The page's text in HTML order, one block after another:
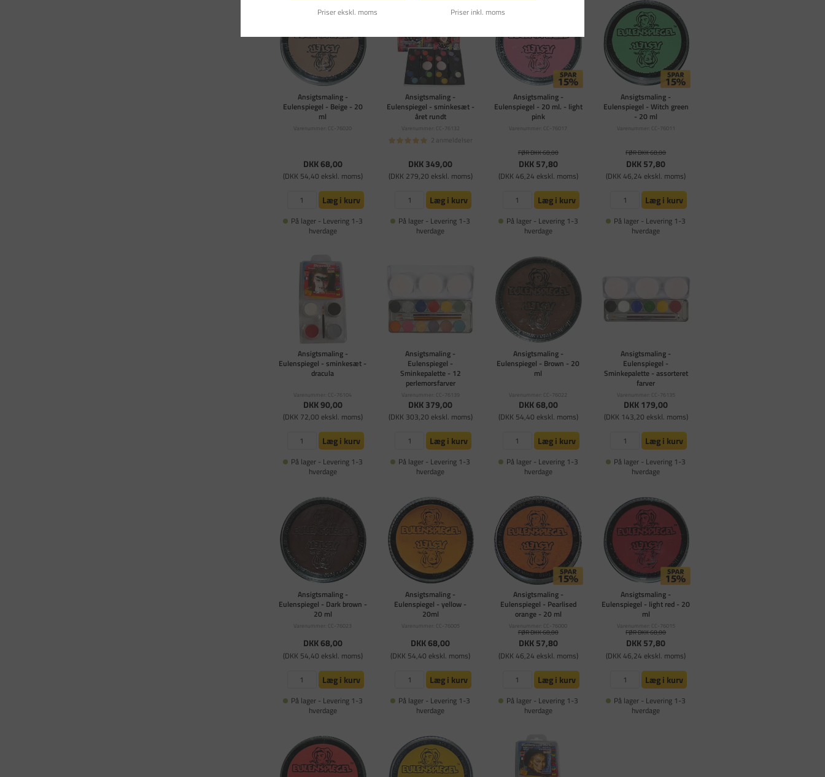
Ansigtsmaling -
Eulenspiegel - Beige - 20
ml
Varenummer: CC-76020
DKK 68,00
(DKK 54,40 ekskl. moms)
Læg i kurv
På lager - Levering 1-3
hverdage
Ansigtsmaling -
Eulenspiegel - sminkesæt -
året rundt
Varenummer: CC-76132
2 anmeldelser
DKK 349,00
(DKK 279,20 ekskl. moms)
Læg i kurv
På lager - Levering 1-3
hverdage
Ansigtsmaling -
Eulenspiegel - 20 ml. - light
pink
Varenummer: CC-76017
FØR DKK 68,00
DKK 57,80
(DKK 46,24 ekskl. moms)
Læg i kurv
På lager - Levering 1-3
hverdage
Ansigtsmaling -
Eulenspiegel - Witch green
- 20 ml
Varenummer: CC-76011
FØR DKK 68,00
DKK 57,80
(DKK 46,24 ekskl. moms)
Læg i kurv
På lager - Levering 1-3
hverdage
Ansigtsmaling -
Eulenspiegel - sminkesæt -
dracula
Varenummer: CC-76104
DKK 90,00
(DKK 72,00 ekskl. moms)
Læg i kurv
På lager - Levering 1-3
hverdage
Ansigtsmaling -
Eulenspiegel -
Sminkepalette - 12
perlemorsfarver
Varenummer: CC-76139
DKK 379,00
(DKK 303,20 ekskl. moms)
Læg i kurv
På lager - Levering 1-3
hverdage
Ansigtsmaling -
Eulenspiegel - Brown - 20
ml
Varenummer: CC-76022
DKK 68,00
(DKK 54,40 ekskl. moms)
Læg i kurv
På lager - Levering 1-3
hverdage
Ansigtsmaling -
Eulenspiegel -
Sminkepalette - assorteret
farver
Varenummer: CC-76135
DKK 179,00
(DKK 143,20 ekskl. moms)
Læg i kurv
På lager - Levering 1-3
hverdage
Ansigtsmaling -
Eulenspiegel - Dark brown -
20 ml
Varenummer: CC-76023
DKK 68,00
(DKK 54,40 ekskl. moms)
Læg i kurv
På lager - Levering 1-3
hverdage
Ansigtsmaling -
Eulenspiegel - yellow -
20ml
Varenummer: CC-76005
DKK 68,00
(DKK 54,40 ekskl. moms)
Læg i kurv
På lager - Levering 1-3
hverdage
Ansigtsmaling -
Eulenspiegel - Pearlised
orange - 20 ml
Varenummer: CC-76000
FØR DKK 68,00
DKK 57,80
(DKK 46,24 ekskl. moms)
Læg i kurv
På lager - Levering 1-3
hverdage
Ansigtsmaling -
Eulenspiegel - light red - 20
ml
Varenummer: CC-76015
FØR DKK 68,00
DKK 57,80
(DKK 46,24 ekskl. moms)
Læg i kurv
På lager - Levering 1-3
hverdage
Priser ekskl. moms Priser inkl. moms